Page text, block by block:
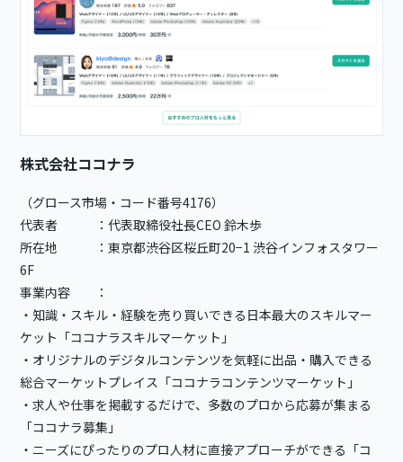
株式会社ココナラ
（グロース市場・コード番号4176）
代表者 ：代表取締役社長CEO 鈴木歩
所在地 ：東京都渋谷区桜丘町20−1 渋谷インフォスタワー
6F
事業内容 ：
・知識・スキル・経験を売り買いできる日本最大のスキルマー
ケット「ココナラスキルマーケット」
・オリジナルのデジタルコンテンツを気軽に出品・購入できる
総合マーケットプレイス「ココナラコンテンツマーケット」
・求人や仕事を掲載するだけで、多数のプロから応募が集まる
「ココナラ募集」
・ニーズにぴったりのプロ人材に直接アプローチができる「コ